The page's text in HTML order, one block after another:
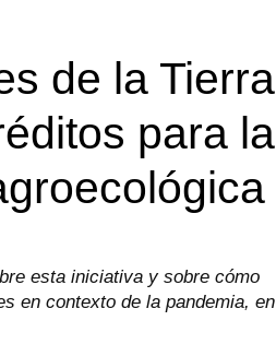
de la Tierra
para la
esta iniciativa y sobre cómo
en contexto de la pandemia, en